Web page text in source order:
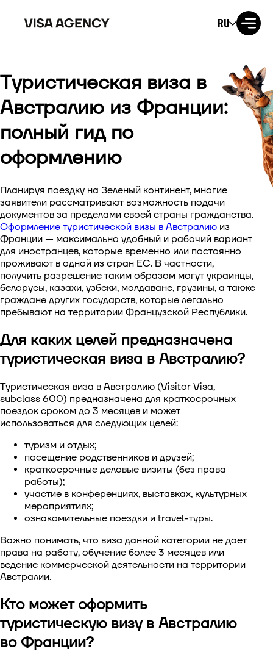
RU
Виза в США
Виза в Великобританию
Виза в Австралию
Виза в Японию
Виза в Новую Зеландию
Виза в Китай
Виза во Вьетнам
Туристическая виза в
Австралию из Франции:
полный гид по
оформлению
Планируя поездку на Зеленый континент, многие
заявители рассматривают возможность подачи
документов за пределами своей страны гражданства.
Оформление туристической визы в Австралию из
Франции — максимально удобный и рабочий вариант
для иностранцев, которые временно или постоянно
проживают в одной из стран ЕС. В частности,
получить разрешение таким образом могут украинцы,
белорусы, казахи, узбеки, молдаване, грузины, а также
граждане других государств, которые легально
пребывают на территории Французской Республики.
Для каких целей предназначена
туристическая виза в Австралию?
Туристическая виза в Австралию (Visitor Visa,
subclass 600) предназначена для краткосрочных
поездок сроком до 3 месяцев и может
использоваться для следующих целей:
туризм и отдых;
посещение родственников и друзей;
краткосрочные деловые визиты (без права
работы);
участие в конференциях, выставках, культурных
мероприятиях;
ознакомительные поездки и travel-туры.
Важно понимать, что виза данной категории не дает
права на работу, обучение более 3 месяцев или
ведение коммерческой деятельности на территории
Австралии.
Кто может оформить
туристическую визу в Австралию
во Франции?